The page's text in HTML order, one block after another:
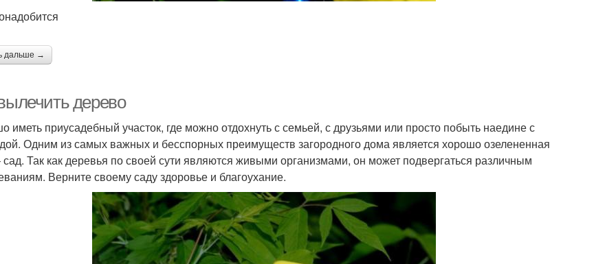
дальше →
дерево
иметь приусадебный участок, где можно отдохнуть с семьей, с друзьями или просто побыть наедине с
Одним из самых важных и бесспорных преимуществ загородного дома является хорошо озелененная
сад. Так как деревья по своей сути являются живыми организмами, он может подвергаться различным
Верните своему саду здоровье и благоухание.